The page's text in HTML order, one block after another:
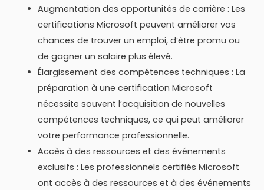
Augmentation des opportunités de carrière : Les
certifications Microsoft peuvent améliorer vos
chances de trouver un emploi, d’être promu ou
de gagner un salaire plus élevé.
Élargissement des compétences techniques : La
préparation à une certification Microsoft
nécessite souvent l’acquisition de nouvelles
compétences techniques, ce qui peut améliorer
votre performance professionnelle.
Accès à des ressources et des événements
exclusifs : Les professionnels certifiés Microsoft
ont accès à des ressources et à des événements